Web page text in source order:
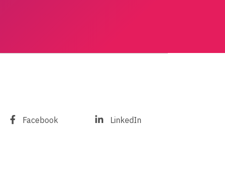
Facebook LinkedIn